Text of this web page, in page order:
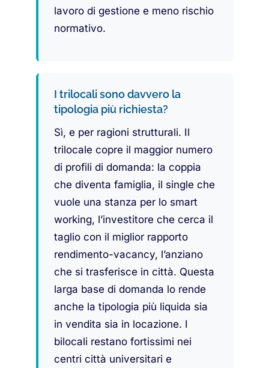
lavoro di gestione e meno rischio
normativo.
I trilocali sono davvero la
tipologia più richiesta?
Sì, e per ragioni strutturali. Il
trilocale copre il maggior numero
di profili di domanda: la coppia
che diventa famiglia, il single che
vuole una stanza per lo smart
working, l’investitore che cerca il
taglio con il miglior rapporto
rendimento-vacancy, l’anziano
che si trasferisce in città. Questa
larga base di domanda lo rende
anche la tipologia più liquida sia
in vendita sia in locazione. I
bilocali restano fortissimi nei
centri città universitari e